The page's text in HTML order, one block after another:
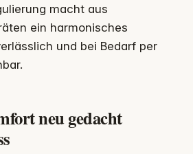
macht aus
ein harmonisches
und bei Bedarf per
neu gedacht